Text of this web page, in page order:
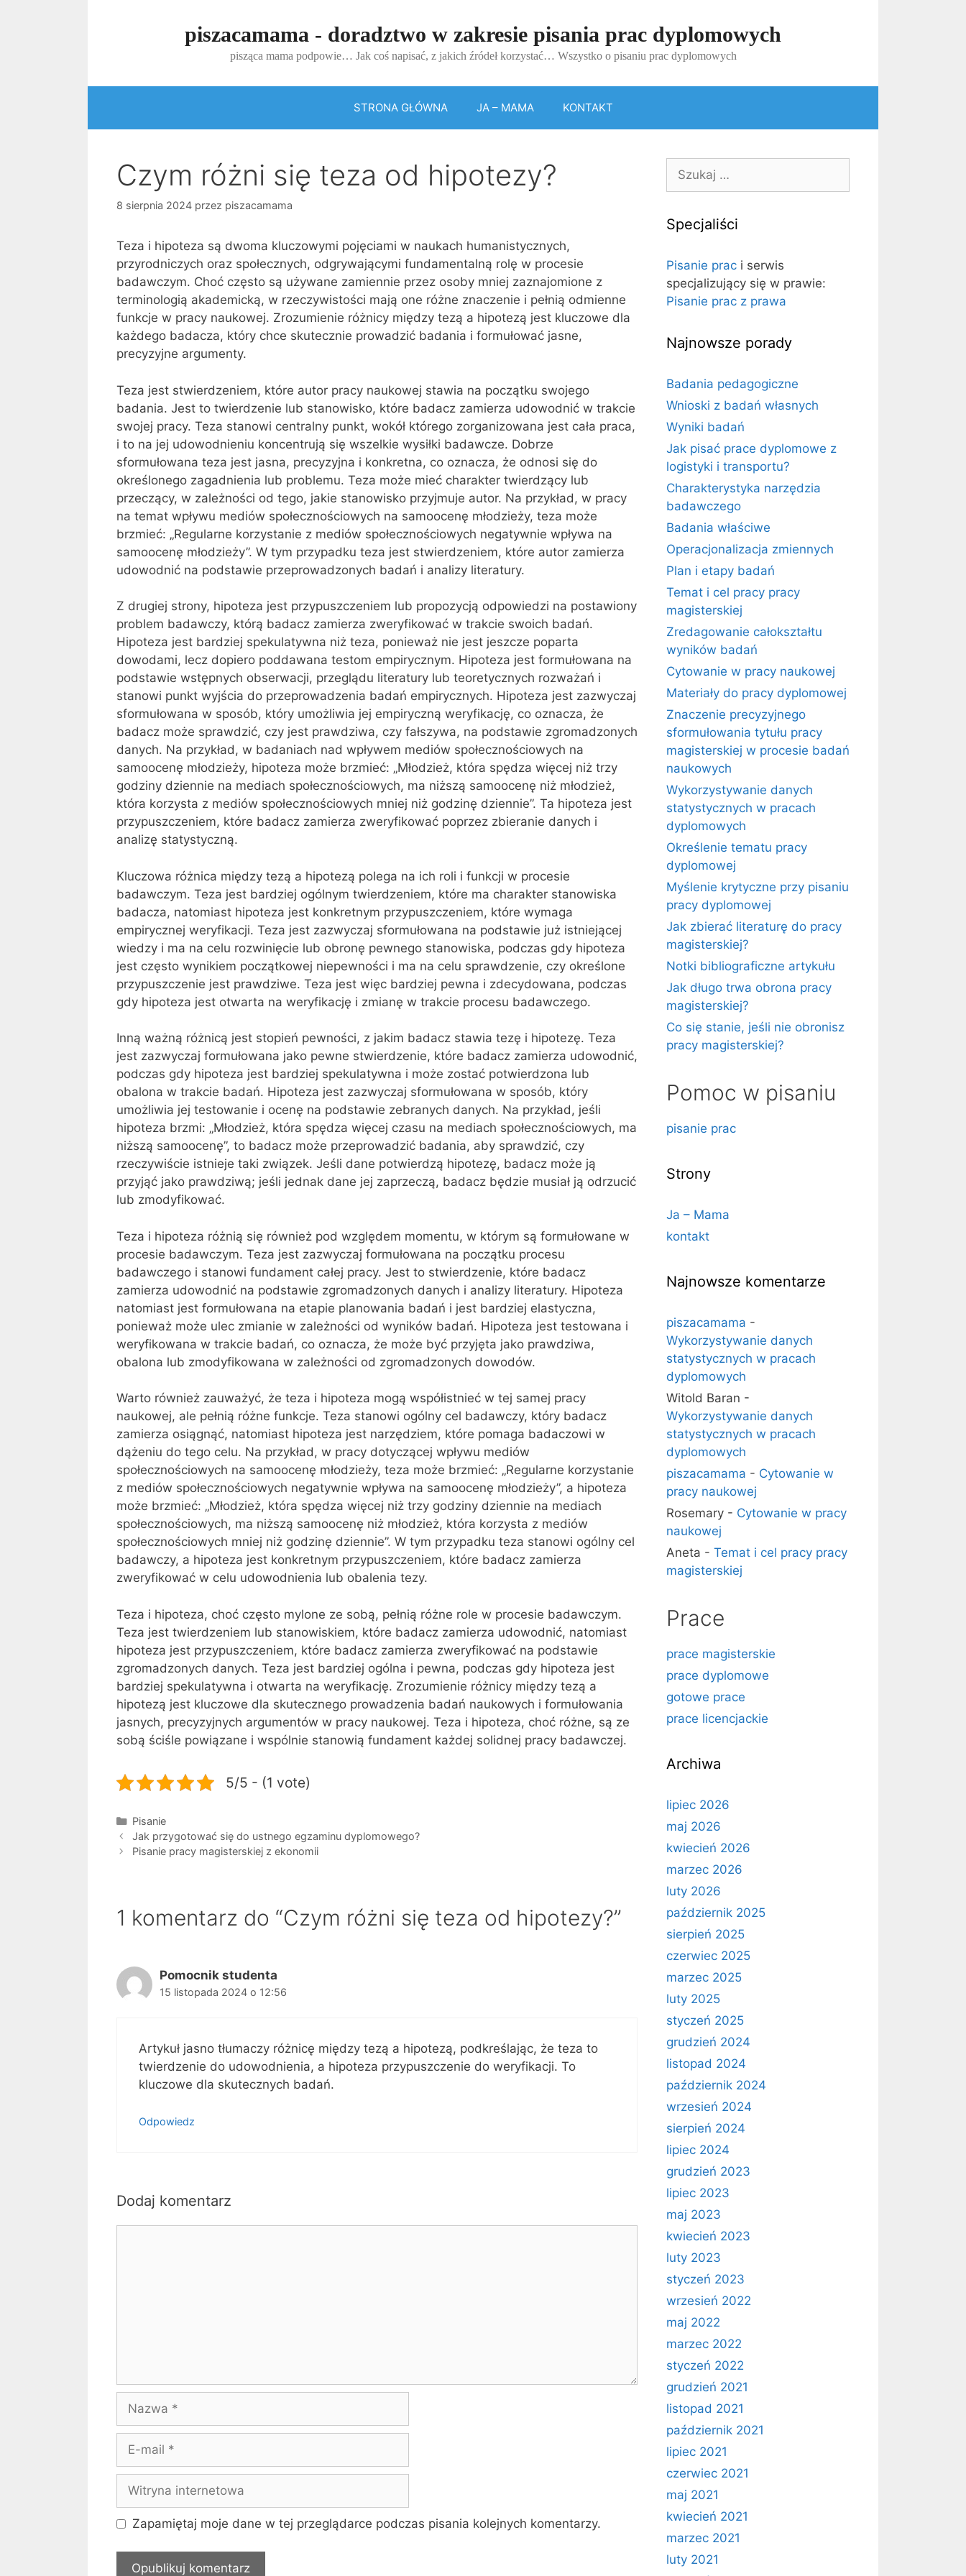
piszacamama - doradztwo w zakresie pisania prac dyplomowych
pisząca mama podpowie… Jak coś napisać, z jakich źródeł korzystać… Wszystko o pisaniu prac dyplomowych
STRONA GŁÓWNA JA – MAMA KONTAKT
Czym różni się teza od hipotezy?
8 sierpnia 2024 przez piszacamama
Teza i hipoteza są dwoma kluczowymi pojęciami w naukach humanistycznych,
przyrodniczych oraz społecznych, odgrywającymi fundamentalną rolę w procesie
badawczym. Choć często są używane zamiennie przez osoby mniej zaznajomione z
terminologią akademicką, w rzeczywistości mają one różne znaczenie i pełnią odmienne
funkcje w pracy naukowej. Zrozumienie różnicy między tezą a hipotezą jest kluczowe dla
każdego badacza, który chce skutecznie prowadzić badania i formułować jasne,
precyzyjne argumenty.
Teza jest stwierdzeniem, które autor pracy naukowej stawia na początku swojego
badania. Jest to twierdzenie lub stanowisko, które badacz zamierza udowodnić w trakcie
swojej pracy. Teza stanowi centralny punkt, wokół którego zorganizowana jest cała praca,
i to na jej udowodnieniu koncentrują się wszelkie wysiłki badawcze. Dobrze
sformułowana teza jest jasna, precyzyjna i konkretna, co oznacza, że odnosi się do
określonego zagadnienia lub problemu. Teza może mieć charakter twierdzący lub
przeczący, w zależności od tego, jakie stanowisko przyjmuje autor. Na przykład, w pracy
na temat wpływu mediów społecznościowych na samoocenę młodzieży, teza może
brzmieć: „Regularne korzystanie z mediów społecznościowych negatywnie wpływa na
samoocenę młodzieży”. W tym przypadku teza jest stwierdzeniem, które autor zamierza
udowodnić na podstawie przeprowadzonych badań i analizy literatury.
Z drugiej strony, hipoteza jest przypuszczeniem lub propozycją odpowiedzi na postawiony
problem badawczy, którą badacz zamierza zweryfikować w trakcie swoich badań.
Hipoteza jest bardziej spekulatywna niż teza, ponieważ nie jest jeszcze poparta
dowodami, lecz dopiero poddawana testom empirycznym. Hipoteza jest formułowana na
podstawie wstępnych obserwacji, przeglądu literatury lub teoretycznych rozważań i
stanowi punkt wyjścia do przeprowadzenia badań empirycznych. Hipoteza jest zazwyczaj
sformułowana w sposób, który umożliwia jej empiryczną weryfikację, co oznacza, że
badacz może sprawdzić, czy jest prawdziwa, czy fałszywa, na podstawie zgromadzonych
danych. Na przykład, w badaniach nad wpływem mediów społecznościowych na
samoocenę młodzieży, hipoteza może brzmieć: „Młodzież, która spędza więcej niż trzy
godziny dziennie na mediach społecznościowych, ma niższą samoocenę niż młodzież,
która korzysta z mediów społecznościowych mniej niż godzinę dziennie”. Ta hipoteza jest
przypuszczeniem, które badacz zamierza zweryfikować poprzez zbieranie danych i
analizę statystyczną.
Kluczowa różnica między tezą a hipotezą polega na ich roli i funkcji w procesie
badawczym. Teza jest bardziej ogólnym twierdzeniem, które ma charakter stanowiska
badacza, natomiast hipoteza jest konkretnym przypuszczeniem, które wymaga
empirycznej weryfikacji. Teza jest zazwyczaj sformułowana na podstawie już istniejącej
wiedzy i ma na celu rozwinięcie lub obronę pewnego stanowiska, podczas gdy hipoteza
jest często wynikiem początkowej niepewności i ma na celu sprawdzenie, czy określone
przypuszczenie jest prawdziwe. Teza jest więc bardziej pewna i zdecydowana, podczas
gdy hipoteza jest otwarta na weryfikację i zmianę w trakcie procesu badawczego.
Inną ważną różnicą jest stopień pewności, z jakim badacz stawia tezę i hipotezę. Teza
jest zazwyczaj formułowana jako pewne stwierdzenie, które badacz zamierza udowodnić,
podczas gdy hipoteza jest bardziej spekulatywna i może zostać potwierdzona lub
obalona w trakcie badań. Hipoteza jest zazwyczaj sformułowana w sposób, który
umożliwia jej testowanie i ocenę na podstawie zebranych danych. Na przykład, jeśli
hipoteza brzmi: „Młodzież, która spędza więcej czasu na mediach społecznościowych, ma
niższą samoocenę”, to badacz może przeprowadzić badania, aby sprawdzić, czy
rzeczywiście istnieje taki związek. Jeśli dane potwierdzą hipotezę, badacz może ją
przyjąć jako prawdziwą; jeśli jednak dane jej zaprzeczą, badacz będzie musiał ją odrzucić
lub zmodyfikować.
Teza i hipoteza różnią się również pod względem momentu, w którym są formułowane w
procesie badawczym. Teza jest zazwyczaj formułowana na początku procesu
badawczego i stanowi fundament całej pracy. Jest to stwierdzenie, które badacz
zamierza udowodnić na podstawie zgromadzonych danych i analizy literatury. Hipoteza
natomiast jest formułowana na etapie planowania badań i jest bardziej elastyczna,
ponieważ może ulec zmianie w zależności od wyników badań. Hipoteza jest testowana i
weryfikowana w trakcie badań, co oznacza, że może być przyjęta jako prawdziwa,
obalona lub zmodyfikowana w zależności od zgromadzonych dowodów.
Warto również zauważyć, że teza i hipoteza mogą współistnieć w tej samej pracy
naukowej, ale pełnią różne funkcje. Teza stanowi ogólny cel badawczy, który badacz
zamierza osiągnąć, natomiast hipoteza jest narzędziem, które pomaga badaczowi w
dążeniu do tego celu. Na przykład, w pracy dotyczącej wpływu mediów
społecznościowych na samoocenę młodzieży, teza może brzmieć: „Regularne korzystanie
z mediów społecznościowych negatywnie wpływa na samoocenę młodzieży”, a hipoteza
może brzmieć: „Młodzież, która spędza więcej niż trzy godziny dziennie na mediach
społecznościowych, ma niższą samoocenę niż młodzież, która korzysta z mediów
społecznościowych mniej niż godzinę dziennie”. W tym przypadku teza stanowi ogólny cel
badawczy, a hipoteza jest konkretnym przypuszczeniem, które badacz zamierza
zweryfikować w celu udowodnienia lub obalenia tezy.
Teza i hipoteza, choć często mylone ze sobą, pełnią różne role w procesie badawczym.
Teza jest twierdzeniem lub stanowiskiem, które badacz zamierza udowodnić, natomiast
hipoteza jest przypuszczeniem, które badacz zamierza zweryfikować na podstawie
zgromadzonych danych. Teza jest bardziej ogólna i pewna, podczas gdy hipoteza jest
bardziej spekulatywna i otwarta na weryfikację. Zrozumienie różnicy między tezą a
hipotezą jest kluczowe dla skutecznego prowadzenia badań naukowych i formułowania
jasnych, precyzyjnych argumentów w pracy naukowej. Teza i hipoteza, choć różne, są ze
sobą ściśle powiązane i wspólnie stanowią fundament każdej solidnej pracy badawczej.
5/5 - (1 vote)
Kategorie
Pisanie
Jak przygotować się do ustnego egzaminu dyplomowego?
Pisanie pracy magisterskiej z ekonomii
1 komentarz do “Czym różni się teza od hipotezy?”
Pomocnik studenta
15 listopada 2024 o 12:56
Artykuł jasno tłumaczy różnicę między tezą a hipotezą, podkreślając, że teza to
twierdzenie do udowodnienia, a hipoteza przypuszczenie do weryfikacji. To
kluczowe dla skutecznych badań.
Odpowiedz
Dodaj komentarz
Nazwa
Witryna
internetowa
Zapamiętaj moje dane w tej przeglądarce podczas pisania kolejnych komentarzy.
Szukaj:
Specjaliści
Pisanie prac i serwis
specjalizujący się w prawie:
Pisanie prac z prawa
Najnowsze porady
Badania pedagogiczne
Wnioski z badań własnych
Wyniki badań
Jak pisać prace dyplomowe z
logistyki i transportu?
Charakterystyka narzędzia
badawczego
Badania właściwe
Operacjonalizacja zmiennych
Plan i etapy badań
Temat i cel pracy pracy
magisterskiej
Zredagowanie całokształtu
wyników badań
Cytowanie w pracy naukowej
Materiały do pracy dyplomowej
Znaczenie precyzyjnego
sformułowania tytułu pracy
magisterskiej w procesie badań
naukowych
Wykorzystywanie danych
statystycznych w pracach
dyplomowych
Określenie tematu pracy
dyplomowej
Myślenie krytyczne przy pisaniu
pracy dyplomowej
Jak zbierać literaturę do pracy
magisterskiej?
Notki bibliograficzne artykułu
Jak długo trwa obrona pracy
magisterskiej?
Co się stanie, jeśli nie obronisz
pracy magisterskiej?
Pomoc w pisaniu
pisanie prac
Strony
Ja – Mama
kontakt
Najnowsze komentarze
piszacamama -
Wykorzystywanie danych
statystycznych w pracach
dyplomowych
Witold Baran -
Wykorzystywanie danych
statystycznych w pracach
dyplomowych
piszacamama - Cytowanie w
pracy naukowej
Rosemary - Cytowanie w pracy
naukowej
Aneta - Temat i cel pracy pracy
magisterskiej
Prace
prace magisterskie
prace dyplomowe
gotowe prace
prace licencjackie
Archiwa
lipiec 2026
maj 2026
kwiecień 2026
marzec 2026
luty 2026
październik 2025
sierpień 2025
czerwiec 2025
marzec 2025
luty 2025
styczeń 2025
grudzień 2024
listopad 2024
październik 2024
wrzesień 2024
sierpień 2024
lipiec 2024
grudzień 2023
lipiec 2023
maj 2023
kwiecień 2023
luty 2023
styczeń 2023
wrzesień 2022
maj 2022
marzec 2022
styczeń 2022
grudzień 2021
listopad 2021
październik 2021
lipiec 2021
czerwiec 2021
maj 2021
kwiecień 2021
marzec 2021
luty 2021